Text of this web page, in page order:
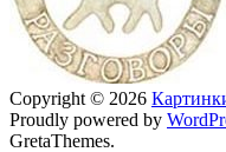
Copyright © 2026
Proudly powered by
GretaThemes.